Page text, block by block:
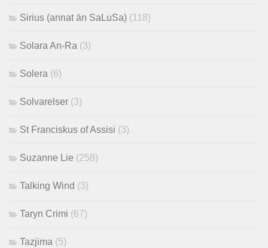
Sirius (annat än SaLuSa) (118)
Solara An-Ra (3)
Solera (6)
Solvarelser (3)
St Franciskus of Assisi (3)
Suzanne Lie (258)
Talking Wind (3)
Taryn Crimi (67)
Tazjima (5)